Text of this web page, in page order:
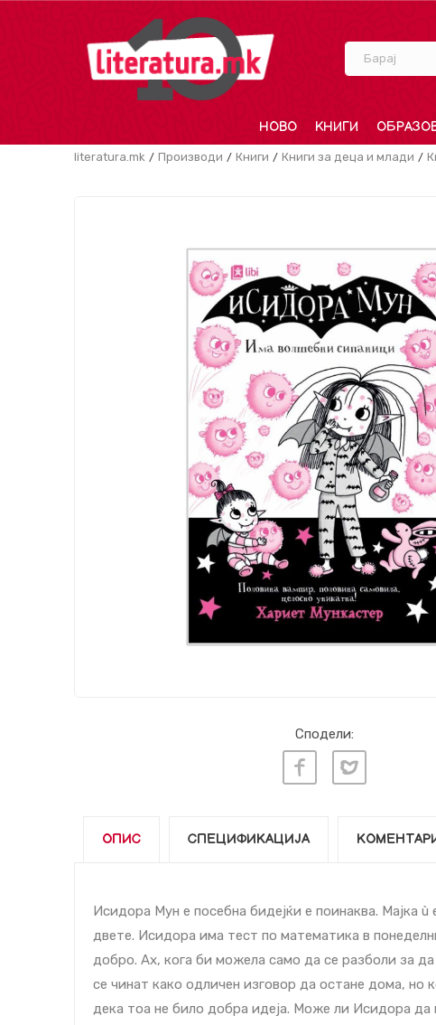
Барај
НОВО КНИГИ
literatura.mk Производи Книги Книги за деца и млади
Сподели:
ОПИС СПЕЦИФИКАЦИЈА
Исидора Мун е посебна бидејќи е поинаква. Мајка
двете. Исидора има тест по математика в
добро. Ах, кога би можела само да се разболи за
се чинат како одличен изговор да остане дома, но
дека тоа не било добра идеја. Може ли Исидора да